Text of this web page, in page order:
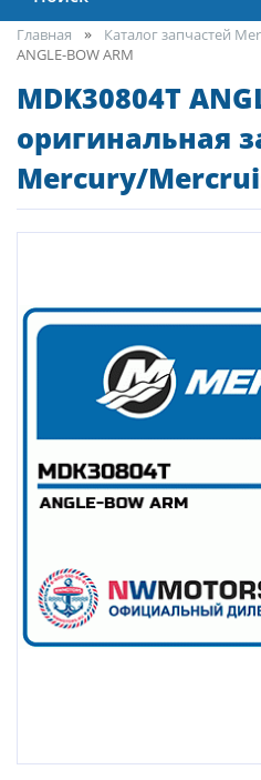
Главная
Каталог запчастей
ANGLE-BOW ARM
MDK30804T
оригинальная
Mercury/